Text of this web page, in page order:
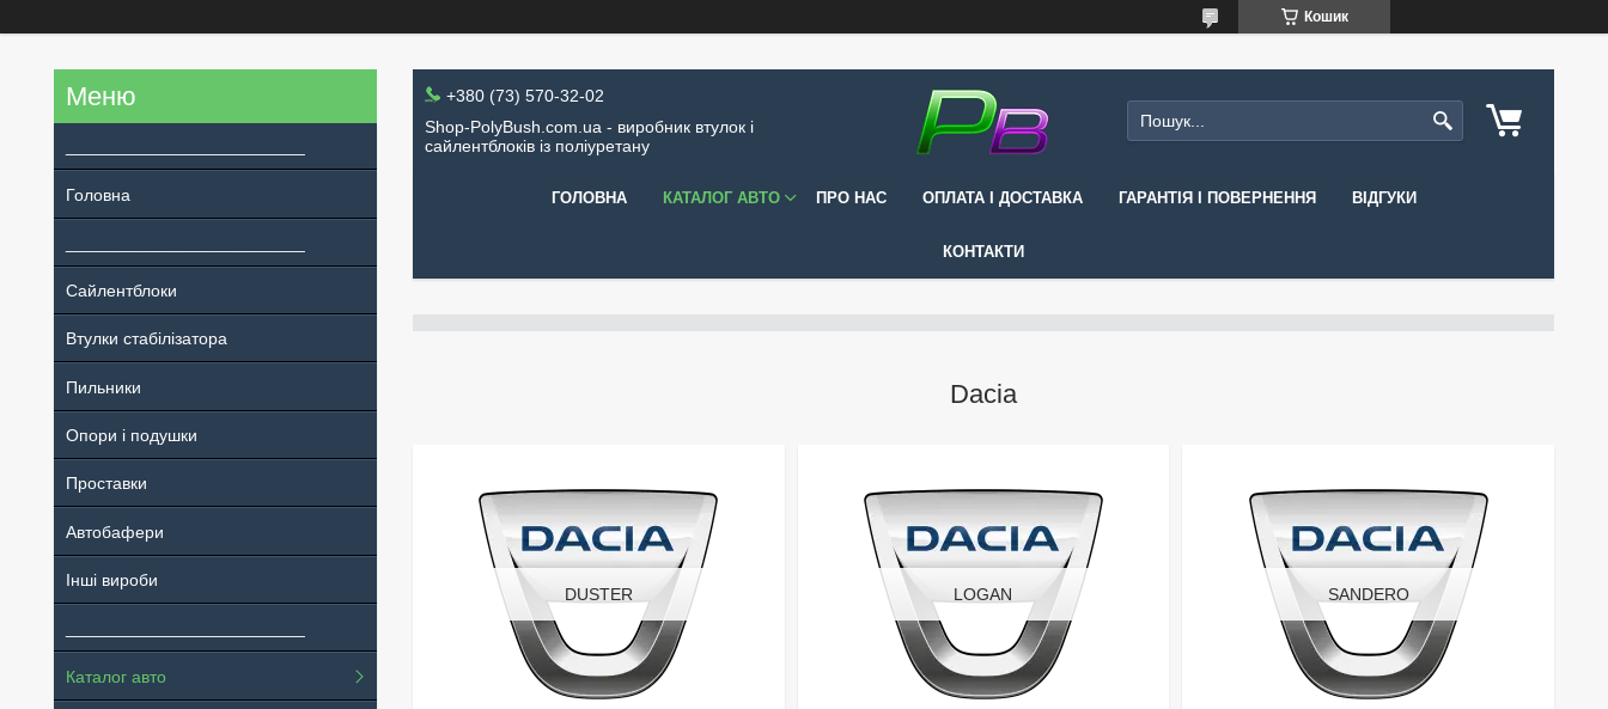
Кошик
+380 (73) 570-32-02
Shop-PolyBush.com.ua - виробник втулок і
сайлентблоків із поліуретану
ГОЛОВНА КАТАЛОГ АВТО ПРО НАС ОПЛАТА І ДОСТАВКА ГАРАНТІЯ І ПОВЕРНЕННЯ ВІДГУКИ
КОНТАКТИ
Dacia
DUSTER LOGAN SANDERO
Головна
Сайлентблоки
Втулки стабілізатора
Пильники
Опори і подушки
Проставки
Автобафери
Інші вироби
Каталог авто